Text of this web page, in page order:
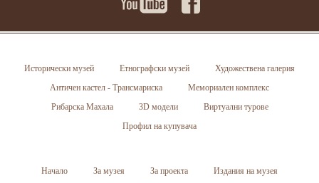
Исторически музей Етнографски музей
Художествена галерия
Античен кастел - Трансмариска
Мемориален комплекс
Рибарска Махала
3D модели
Виртуални турове
Профил на купувача
Начало За музея За проекта
Издания на музея